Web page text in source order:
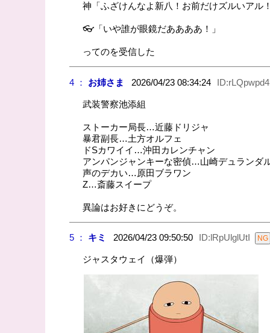
神「ふざけんなよ新八！お前だけズルいアル！
👓️「いや誰が眼鏡だああああ！」
ってのを受信した
4 ： お姉さま 2026/04/23 08:34:24
武装警察池添組
ストーカー局長…近藤ドリジャ
暴君副長…土方オルフェ
ドSカワイイ…沖田カレンチャン
アンパンジャンキーな密偵…山崎デュランダ
声のデカい…原田ブラワン
Z…斎藤スイープ
異論はお好きにどうぞ。
5 ： キミ 2026/04/23 09:50:50 ID:lRpUlglUtI
ジャスタウェイ（爆弾）